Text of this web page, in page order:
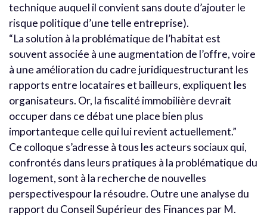
technique auquel il convient sans doute d’ajouter le
risque politique d’une telle entreprise).
“La solution à la problématique de l’habitat est
souvent associée à une augmentation de l’offre, voire
à une amélioration du cadre juridiquestructurant les
rapports entre locataires et bailleurs, expliquent les
organisateurs. Or, la fiscalité immobilière devrait
occuper dans ce débat une place bien plus
importanteque celle qui lui revient actuellement.”
Ce colloque s’adresse à tous les acteurs sociaux qui,
confrontés dans leurs pratiques à la problématique du
logement, sont à la recherche de nouvelles
perspectivespour la résoudre. Outre une analyse du
rapport du Conseil Supérieur des Finances par M.